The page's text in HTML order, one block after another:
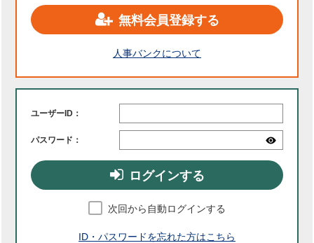
無料会員登録する
人事バンクについて
ユーザーID：
パスワード：
ログインする
次回から自動ログインする
ID・パスワードを忘れた方はこちら